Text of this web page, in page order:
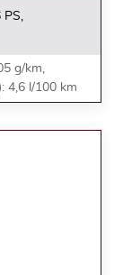
PS,
g/km,
4,6 l/100 km